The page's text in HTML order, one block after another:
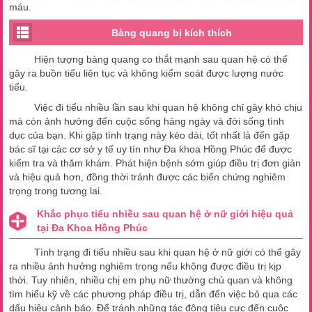
máu.
Bàng quang bị kích thích
Hiện tượng bàng quang co thắt mạnh sau quan hệ có thể
gây ra buồn tiểu liên tục và không kiểm soát được lượng nước
tiểu.
Việc đi tiểu nhiều lần sau khi quan hệ không chỉ gây khó chịu
mà còn ảnh hưởng đến cuộc sống hàng ngày và đời sống tình
dục của bạn. Khi gặp tình trạng này kéo dài, tốt nhất là đến gặp
bác sĩ tại các cơ sở y tế uy tín như Đa khoa Hồng Phúc để được
kiểm tra và thăm khám. Phát hiện bệnh sớm giúp điều trị đơn giản
và hiệu quả hơn, đồng thời tránh được các biến chứng nghiêm
trọng trong tương lai.
Khắc phục tiểu nhiều sau quan hệ ở nữ giới hiệu quả
tại Đa Khoa Hồng Phúc
Tình trạng đi tiểu nhiều sau khi quan hệ ở nữ giới có thể gây
ra nhiều ảnh hưởng nghiêm trọng nếu không được điều trị kịp
thời. Tuy nhiên, nhiều chị em phụ nữ thường chủ quan và không
tìm hiểu kỹ về các phương pháp điều trị, dẫn đến việc bỏ qua các
dấu hiệu cảnh báo. Để tránh những tác động tiêu cực đến cuộc